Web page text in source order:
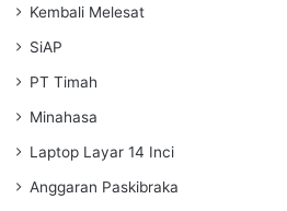
Kembali Melesat
SiAP
PT Timah
Minahasa
Laptop Layar 14 Inci
Anggaran Paskibraka